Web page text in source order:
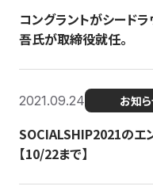
コングラントがシード
吾氏が取締役就任。
2021.09.24 お知
SOCIALSHIP2021のエ
【10/22まで】